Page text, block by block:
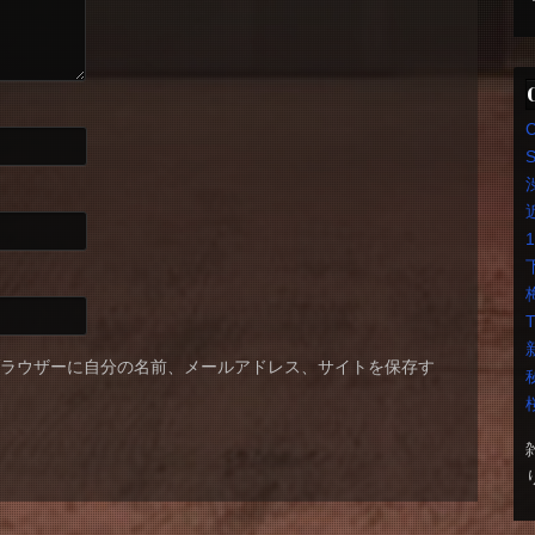
ウザーに自分の名前、メールアドレス、サイトを保存す